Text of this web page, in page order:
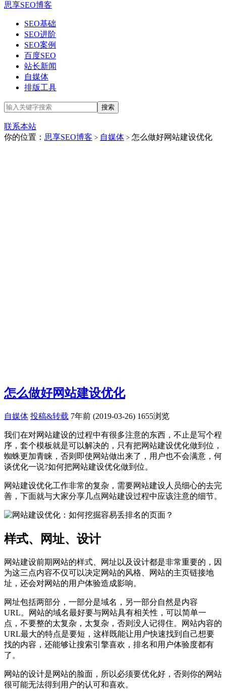
思享SEO博客
SEO基础
SEO进阶
SEO案例
百度SEO
站长新闻
自媒体
排版工具
联系本站
你的位置： 思享SEO博客 > 自媒体 > 怎么做好网站建设优化
怎么做好网站建设优化
自媒体 投稿&转载 7年前 (2019-03-26) 1655浏览
我们在对网站建设的过程中有很多注意的东西，不止是写个程
序，套个模板就是可以解决的，只有把网站建设优化做到位，
蜘蛛更加青睐，否则即使网站做出来了，用户也不会满意，何
谈优化一说?如何把网站建设优化做到位。
网站建设优化工作非常的复杂，需要网站建设人员细心的去完
善，下面就与大家分享几点网站建设过程中应该注意的细节。
样式、网址、设计
网站建设前期网站的样式、网址以及设计都是非常重要的，因
为这三点内容不仅可以决定网站的风格、网站的主页链接地
址，还会对网站的用户体验造成影响。
网址包括两部分，一部分是域名，另一部分自然是内容
URL。网站的域名最好要与网站具有相关性，可以简单一
点，不要整的太复杂，太复杂，否则没人记得住。网站内容的
URL最大的特点是要短，这样既能让用户快速找到自己想要
找的内容，还能够让搜索引擎喜欢，排名和用户体验度都有
了。
网站的设计是网站的脸面，所以必须要优化好，否则你的网站
很可能无法得到用户的认可和喜欢。